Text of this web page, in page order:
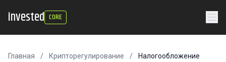
invested CORE
Главная / Крипторегулирование /
Налогообложение